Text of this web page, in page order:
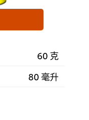
60 克
80 毫升